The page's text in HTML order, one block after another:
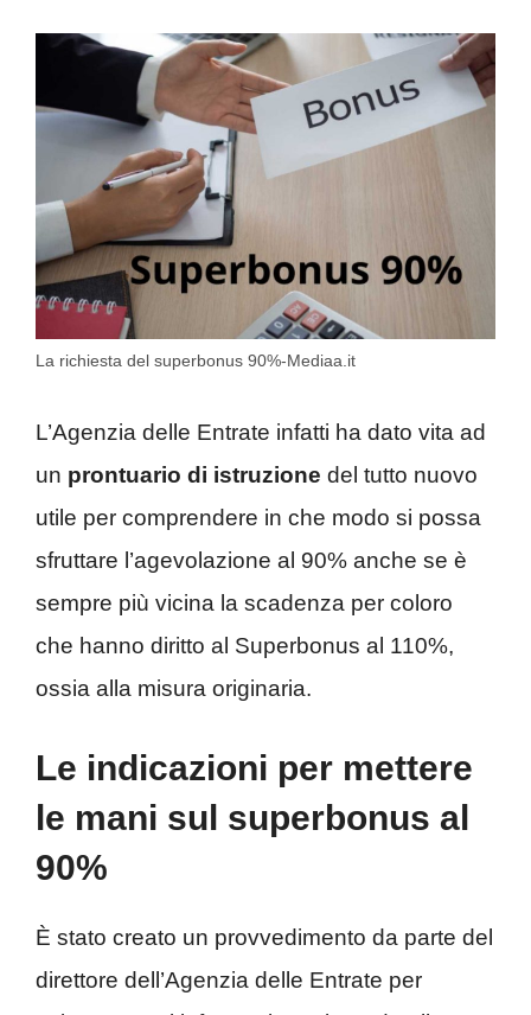
La richiesta del superbonus 90%-Mediaa.it
L’Agenzia delle Entrate infatti ha dato vita ad
un prontuario di istruzione del tutto nuovo
utile per comprendere in che modo si possa
sfruttare l’agevolazione al 90% anche se è
sempre più vicina la scadenza per coloro
che hanno diritto al Superbonus al 110%,
ossia alla misura originaria.
Le indicazioni per mettere
le mani sul superbonus al
90%
È stato creato un provvedimento da parte del
direttore dell’Agenzia delle Entrate per